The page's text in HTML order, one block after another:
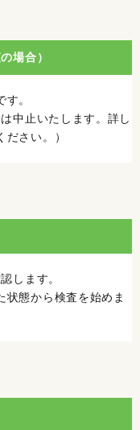
場合）
。
中止いたします。詳し
ださい。）
します。
状態から検査を始めま